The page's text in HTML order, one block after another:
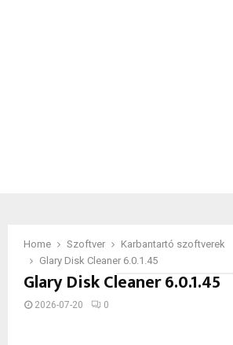
Home Szoftver
Karbantartó szoftverek
Glary Disk Cleaner 6.0.1.45
Glary Disk Cleaner 6.0.1.45
2026-07-20 0